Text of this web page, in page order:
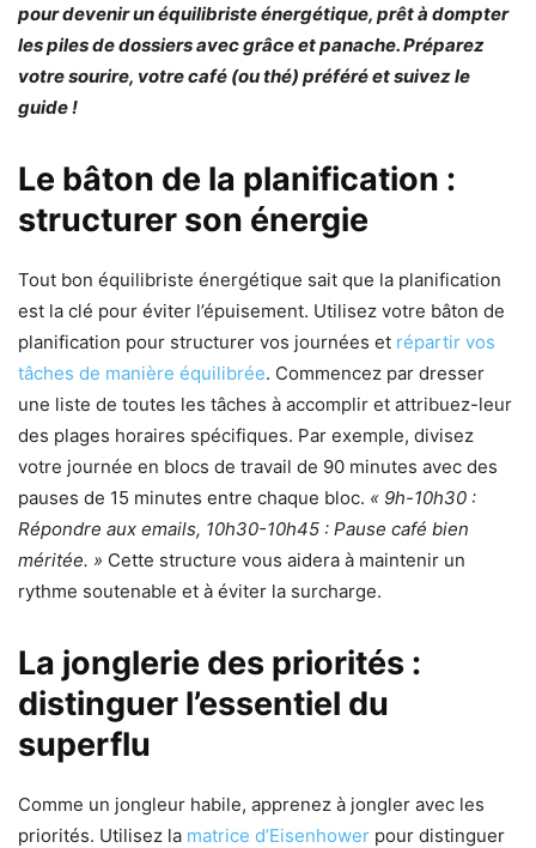
pour devenir unéquilibriste énergétique, prêt à dompter
les piles de dossiers avec grâce et panache. Préparez
votre sourire, votre café (ou thé) préféré et suivez le
guide !
Le bâton de la planification :
structurer son énergie
Tout bon équilibriste énergétique sait que la planification
est la clé pour éviter l’épuisement. Utilisez votre bâton de
planification pour structurer vos journées et répartir vos
tâches de manière équilibrée. Commencez par dresser
une liste de toutes les tâches à accomplir et attribuez-leur
des plages horaires spécifiques. Par exemple, divisez
votre journée en blocs de travail de 90 minutes avec des
pauses de 15 minutes entre chaque bloc. « 9h-10h30 :
Répondre aux emails, 10h30-10h45 : Pause café bien
méritée. » Cette structure vous aidera à maintenir un
rythme soutenable et à éviter la surcharge.
La jonglerie des priorités :
distinguer l’essentiel du
superflu
Comme un jongleur habile, apprenez à jongler avec les
priorités. Utilisez la matrice d’Eisenhower pour distinguer